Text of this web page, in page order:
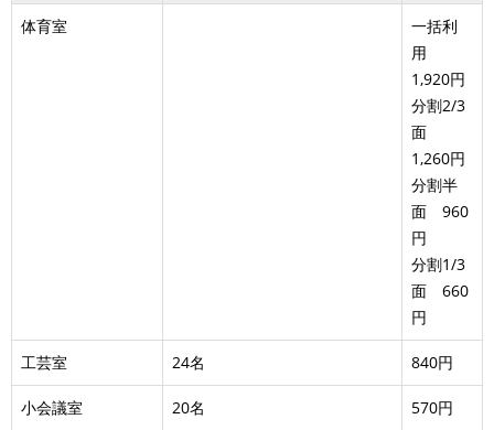
体育室
一括利
用
1,920円
分割2/3
面
1,260円
分割半
面 960
円
分割1/3
面 660
円
工芸室 24名 840円
小会議室 20名 570円